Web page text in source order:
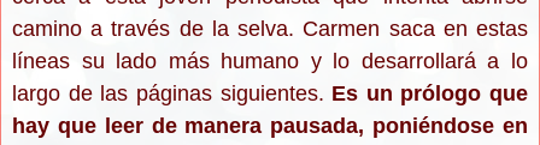
camino a través de la selva. Carmen saca en estas
líneas su lado más humano y lo desarrollará a lo
largo de las páginas siguientes. Es un prólogo que
hay que leer de manera pausada, poniéndose en